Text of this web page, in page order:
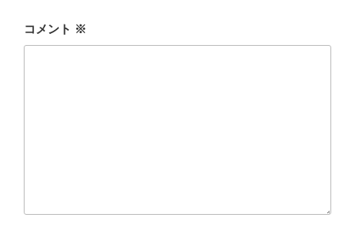
コメント ※